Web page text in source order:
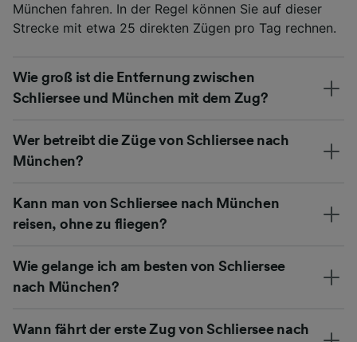
München fahren. In der Regel können Sie auf dieser
Strecke mit etwa 25 direkten Zügen pro Tag rechnen.
Wie groß ist die Entfernung zwischen
Schliersee und München mit dem Zug?
Wer betreibt die Züge von Schliersee nach
München?
Kann man von Schliersee nach München
reisen, ohne zu fliegen?
Wie gelange ich am besten von Schliersee
nach München?
Wann fährt der erste Zug von Schliersee nach